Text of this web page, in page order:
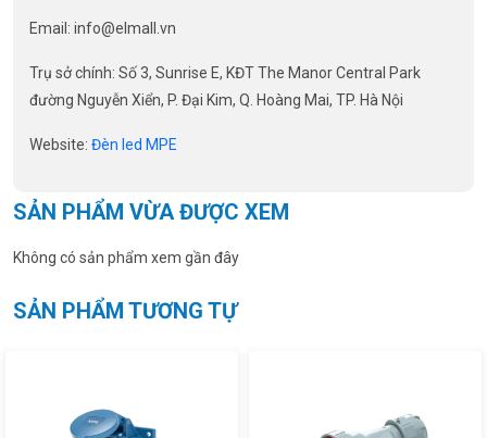
Email: info@elmall.vn
Trụ sở chính: Số 3, Sunrise E, KĐT The Manor Central Park
đường Nguyễn Xiển, P. Đại Kim, Q. Hoàng Mai, TP. Hà Nội
Website: Đèn led MPE
SẢN PHẨM VỪA ĐƯỢC XEM
Không có sản phẩm xem gần đây
SẢN PHẨM TƯƠNG TỰ